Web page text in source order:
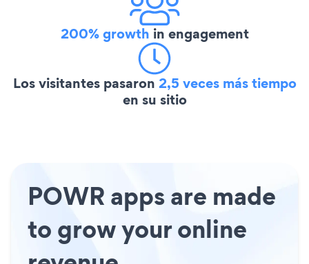
200% growth in engagement
Los visitantes pasaron 2,5 veces más tiempo
en su sitio
POWR apps are made
to grow your online